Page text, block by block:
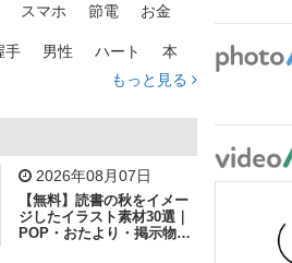
スマホ 節電 お金
手 男性 ハート 本
トラック 木
ビル 魚 家族 書類
太陽 キラキラ
もっと見る
2026年08月07日
【無料】読書の秋をイメー
ジしたイラスト素材30選｜
POP・おたより・掲示物に